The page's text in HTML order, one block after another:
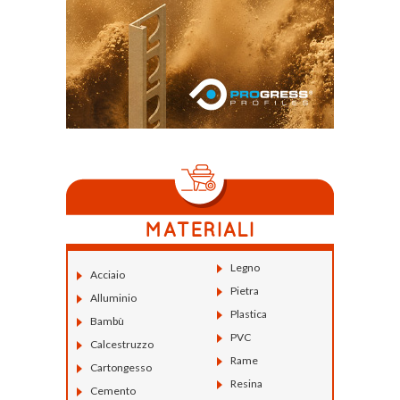
Acciaio
Alluminio
Bambù
Calcestruzzo
Cartongesso
Cemento
Legno
Pietra
Plastica
PVC
Rame
Resina